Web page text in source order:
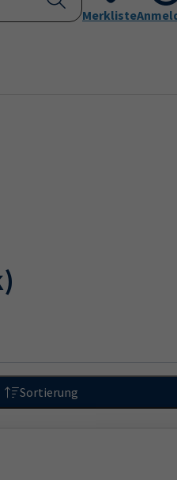
Submenu for "Programm"
Submenu for
Aktuelles
Merkliste
Sortierung